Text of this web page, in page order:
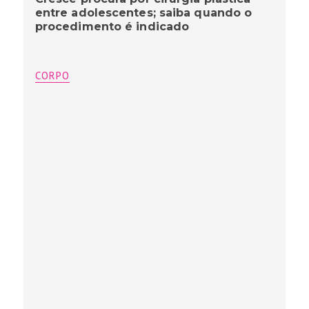
entre adolescentes; saiba quando o
procedimento é indicado
CORPO